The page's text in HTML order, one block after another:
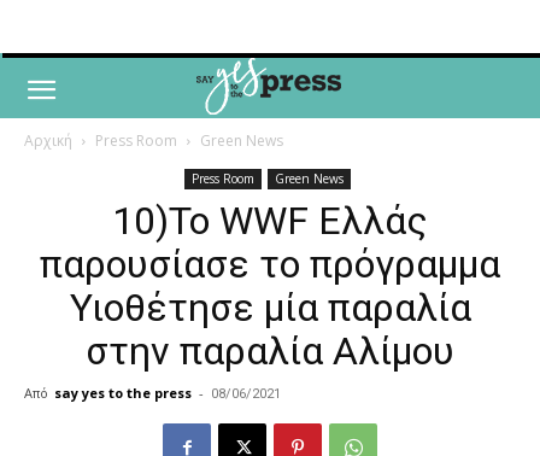
Αρχική Press Room Green News
Press Room Green News
10)Το WWF Ελλάς
παρουσίασε το πρόγραμμα
Υιοθέτησε μία παραλία
στην παραλία Αλίμου
Από say yes to the press - 08/06/2021